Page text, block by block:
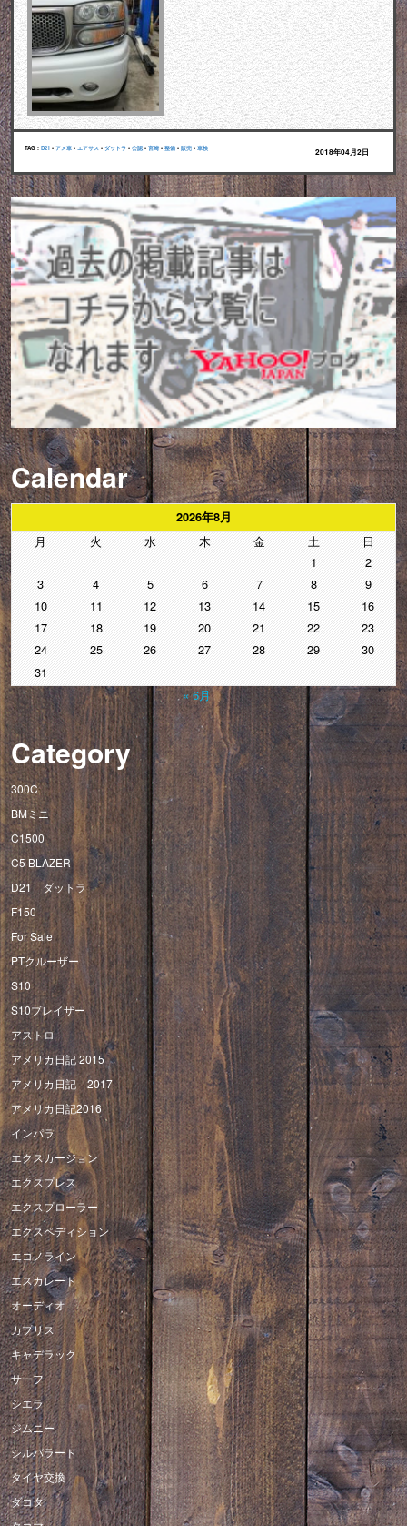
TAG : D21 • アメ車 • エアサス • ダットラ • 公認 • 宮崎 • 整備 • 販売 • 車検 2018年04月2日
Calendar
2026年8月
月 火 水 木 金 土
日
1
2
3
4 5 6 7 8
9
10
11 12 13 14 15
16
17
18 19 20 21 22
23
24
25 26 27 28 29
30
31
« 6月
Category
300C
BMミニ
C1500
C5 BLAZER
D21 ダットラ
F150
For Sale
PTクルーザー
S10
S10ブレイザー
アストロ
アメリカ日記 2015
アメリカ日記 2017
アメリカ日記2016
インパラ
エクスカージョン
エクスプレス
エクスプローラー
エクスペディション
エコノライン
エスカレード
オーディオ
カプリス
キャデラック
サーフ
シエラ
ジムニー
シルバラード
タイヤ交換
ダコタ